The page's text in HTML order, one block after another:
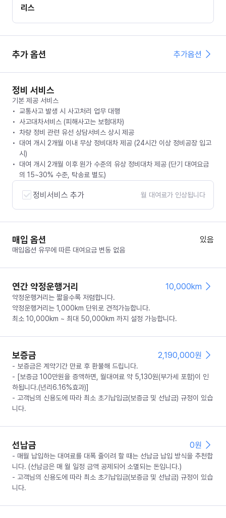
리스
추가 옵션 추가옵션
정비 서비스
기본 제공 서비스
교통사고 발생 시 사고처리 업무 대행
사고대차서비스 (피해사고는 보험대차)
차량 정비 관련 유선 상담서비스 상시 제공
대여 개시 2개월 이내 무상 정비대차 제공 (24시간 이상 정비공장 입고
시)
대여 개시 2개월 이후 원가 수준의 유상 정비대차 제공 (단기 대여요금
의 15~30% 수준, 탁송료 별도)
정비서비스 추가 월 대여료가 인상됩니다
매입 옵션 있음
매입옵션 유무에 따른 대여요금 변동 없음
연간 약정운행거리 10,000km
약정운행거리는 짧을수록 저렴합니다.
약정운행거리는 1,000km 단위로 견적가능합니다.
최소 10,000km ~ 최대 50,000km 까지 설정 가능합니다.
보증금 2,190,000원
- 보증금은 계약기간 만료 후 환불해 드립니다.
- [보증금 100만원을 증액하면, 월대여료 약 5,130원(부가세 포함)이 인
하됩니다.(년리6.16%효과)]
- 고객님의 신용도에 따라 최소 초기납입금(보증금 및 선납금) 규정이 있습
니다.
선납금 0원
- 매월 납입하는 대여료를 대폭 줄이려 할 때는 선납금 납입 방식을 추천합
니다. (선납금은 매 월 일정 금액 공제되어 소멸되는 돈입니다.)
- 고객님의 신용도에 따라 최소 초기납입금(보증금 및 선납금) 규정이 있습
니다.